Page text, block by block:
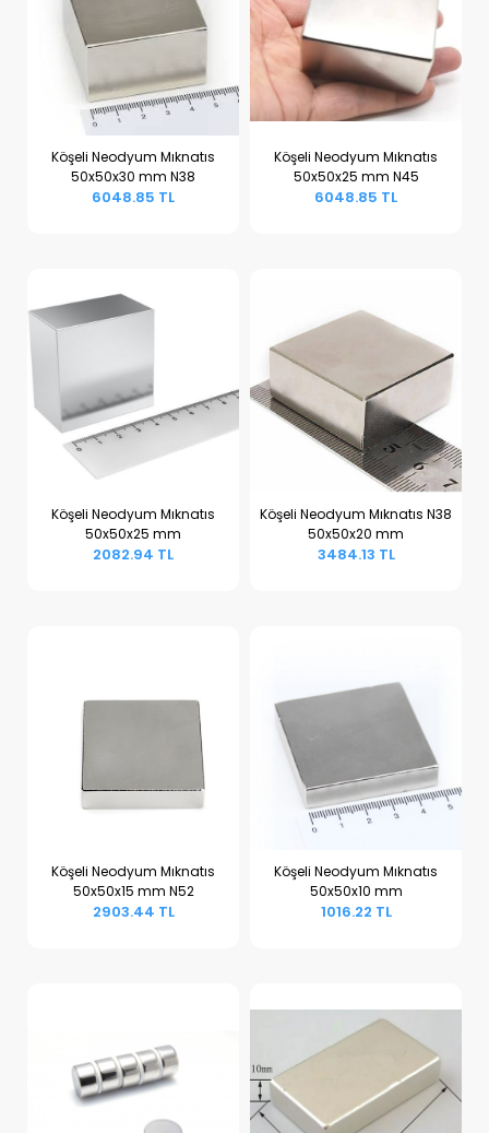
Sepete Ekle
Köşeli Neodyum Mıknatıs
50x50x30 mm N38
6048.85 TL
Sepete Ekle
Köşeli Neodyum Mıknatıs
50x50x25 mm N45
6048.85 TL
Sepete Ekle
Köşeli Neodyum Mıknatıs
50x50x25 mm
2082.94 TL
Sepete Ekle
Köşeli Neodyum Mıknatıs N38
50x50x20 mm
3484.13 TL
Sepete Ekle
Köşeli Neodyum Mıknatıs
50x50x15 mm N52
2903.44 TL
Sepete Ekle
Köşeli Neodyum Mıknatıs
50x50x10 mm
1016.22 TL